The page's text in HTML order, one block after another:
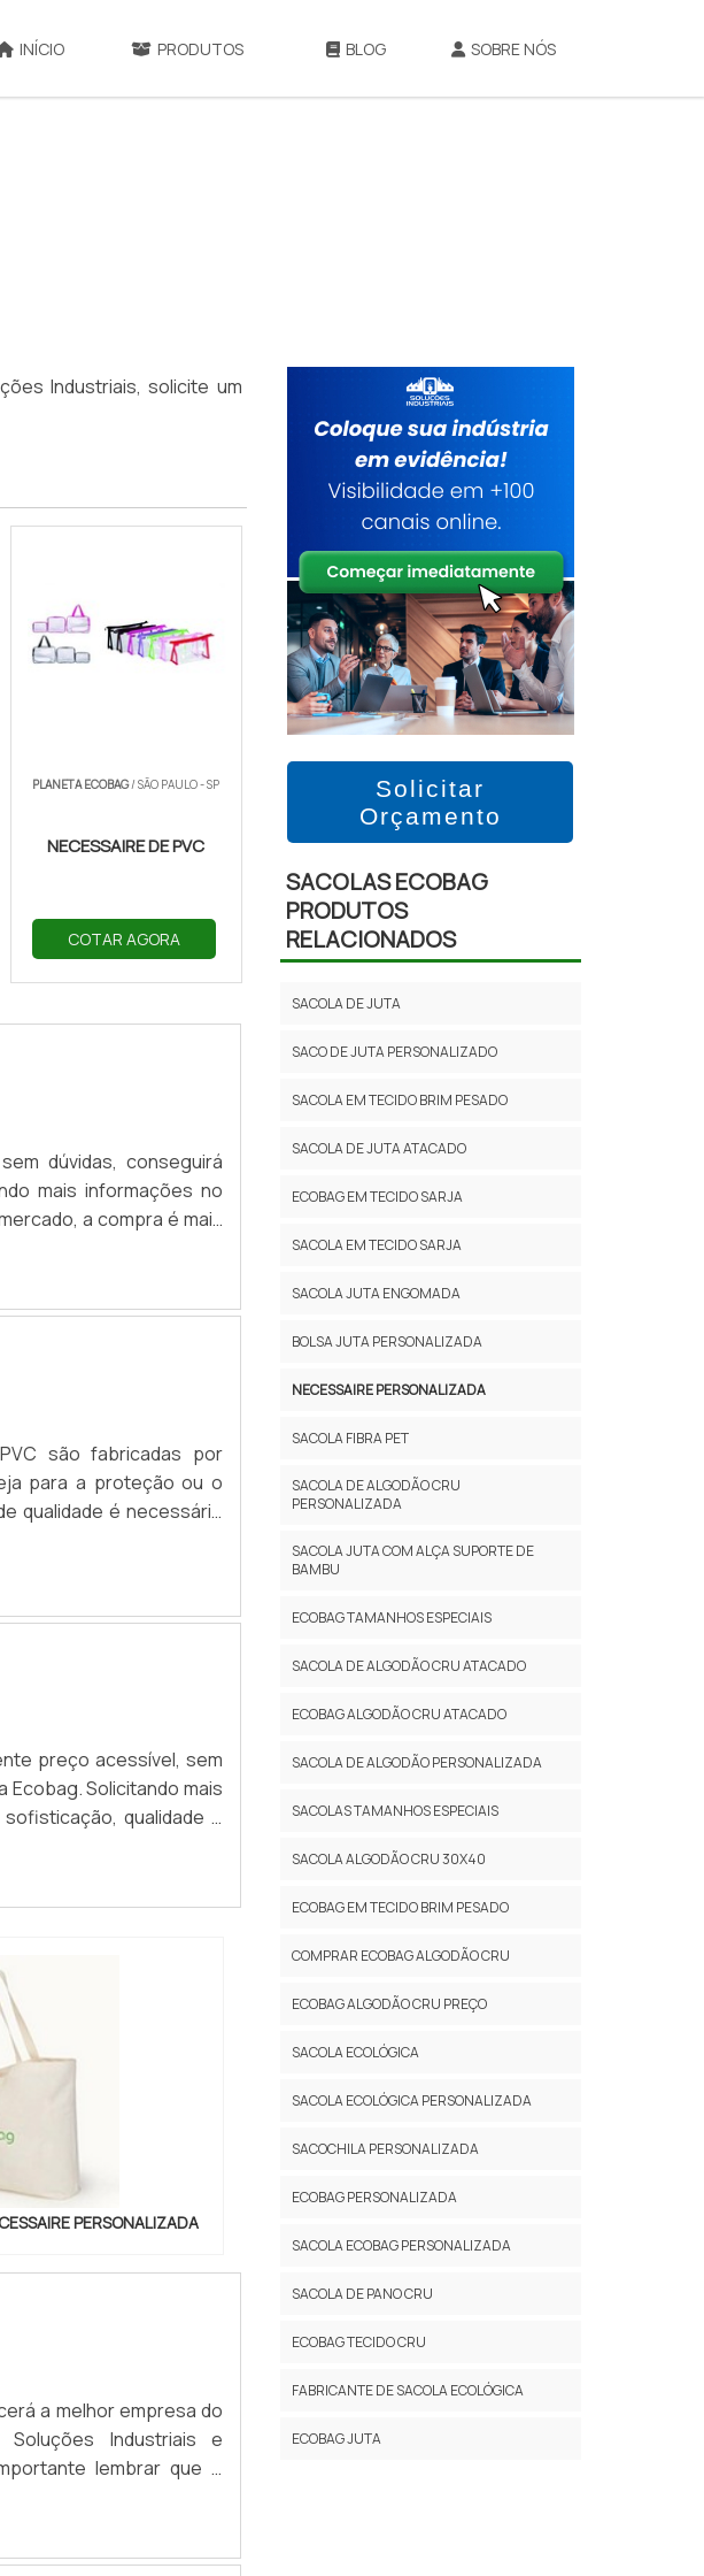
INÍCIO PRODUTOS BLOG SOBRE NÓS
Industriais, solicite um
PLANETA ECOBAG/ SÃO PAULO - SP
NECESSAIRE DE PVC
COTAR AGORA
dúvidas, conseguirá
mais informações no
a compra é mais
deve ser adquirido com
ajuda a garantir a
prejuízos co...
são fabricadas por
para a proteção ou o
qualidade é necessário
e logística.EXEMPLOS
Umidade: devido às
preço acessível, sem
Solicitando mais
qualidade e
o produto deve sempre
de cuidado ajuda a
de evitar preju...
PERSONALIZADA
a melhor empresa do
Industriais e
lembrar que o
especializadas no
e durabilidade dos
frequentes de produtos
Solicitar
Orçamento
SACOLAS ECOBAG
PRODUTOS
RELACIONADOS
SACOLA DE JUTA
SACO DE JUTA PERSONALIZADO
SACOLA EM TECIDO BRIM PESADO
SACOLA DE JUTA ATACADO
ECOBAG EM TECIDO SARJA
SACOLA EM TECIDO SARJA
SACOLA JUTA ENGOMADA
BOLSA JUTA PERSONALIZADA
NECESSAIRE PERSONALIZADA
SACOLA FIBRA PET
SACOLA DE ALGODÃO CRU
PERSONALIZADA
SACOLA JUTA COM ALÇA SUPORTE DE
BAMBU
ECOBAG TAMANHOS ESPECIAIS
SACOLA DE ALGODÃO CRU ATACADO
ECOBAG ALGODÃO CRU ATACADO
SACOLA DE ALGODÃO PERSONALIZADA
SACOLAS TAMANHOS ESPECIAIS
SACOLA ALGODÃO CRU 30X40
ECOBAG EM TECIDO BRIM PESADO
COMPRAR ECOBAG ALGODÃO CRU
ECOBAG ALGODÃO CRU PREÇO
SACOLA ECOLÓGICA
SACOLA ECOLÓGICA PERSONALIZADA
SACOCHILA PERSONALIZADA
ECOBAG PERSONALIZADA
SACOLA ECOBAG PERSONALIZADA
SACOLA DE PANO CRU
ECOBAG TECIDO CRU
FABRICANTE DE SACOLA ECOLÓGICA
ECOBAG JUTA